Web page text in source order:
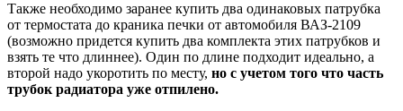
Также необходимо заранее купить два одинаковых патрубка
от термостата до краника печки от автомобиля ВАЗ-2109
(возможно придется купить два комплекта этих патрубков и
взять те что длиннее). Один по длине подходит идеально, а
второй надо укоротить по месту, но с учетом того что часть
трубок радиатора уже отпилено.